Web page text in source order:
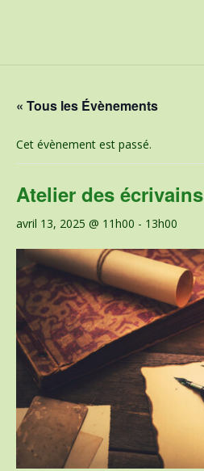
« Tous les Évènements
Cet évènement est passé.
Atelier des écrivains
avril 13, 2025 @ 11h00 - 13h00